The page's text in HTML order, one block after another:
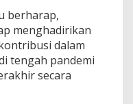
berharap,
menghadirikan
dalam
tengah pandemi
secara